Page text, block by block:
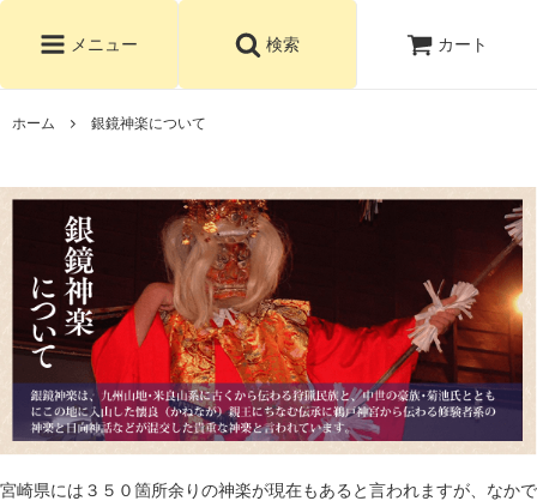
メニュー 検索 カート
ホーム 銀鏡神楽について
宮崎県には３５０箇所余りの神楽が現在もあると言われますが、なかで